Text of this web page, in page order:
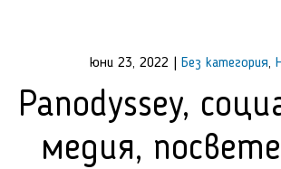
юни 23, 2022 Без категория,
Panodyssey,
медия,